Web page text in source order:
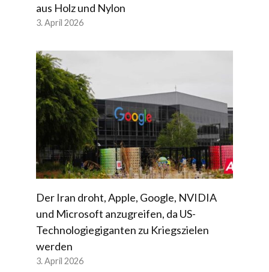
aus Holz und Nylon
3. April 2026
Der Iran droht, Apple, Google, NVIDIA
und Microsoft anzugreifen, da US-
Technologiegiganten zu Kriegszielen
werden
3. April 2026